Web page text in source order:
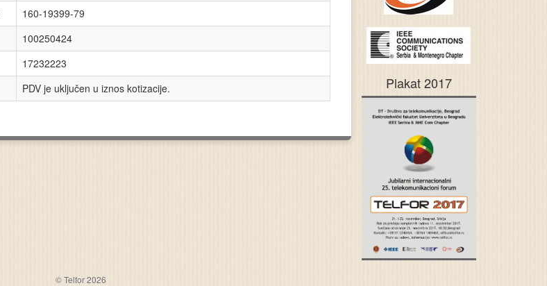
160-19399-79
100250424
17232223
PDV je uključen u iznos kotizacije. Plakat 2017
© Telfor 2026